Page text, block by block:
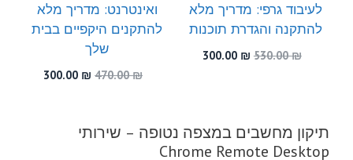
לעיבוד גרפי: מדריך מלא
להתקנה והגדרת תוכנות
530.00₪
המחיר
300.00 ₪
ואינטרנט: מדריך מלא
להתקנים היקפיים בבית
שלך
470.00₪
המחיר
300.00 ₪
המחיר
תיקון מחשבים במצפה נטופה – שירותי
Chrome Remote Desktop